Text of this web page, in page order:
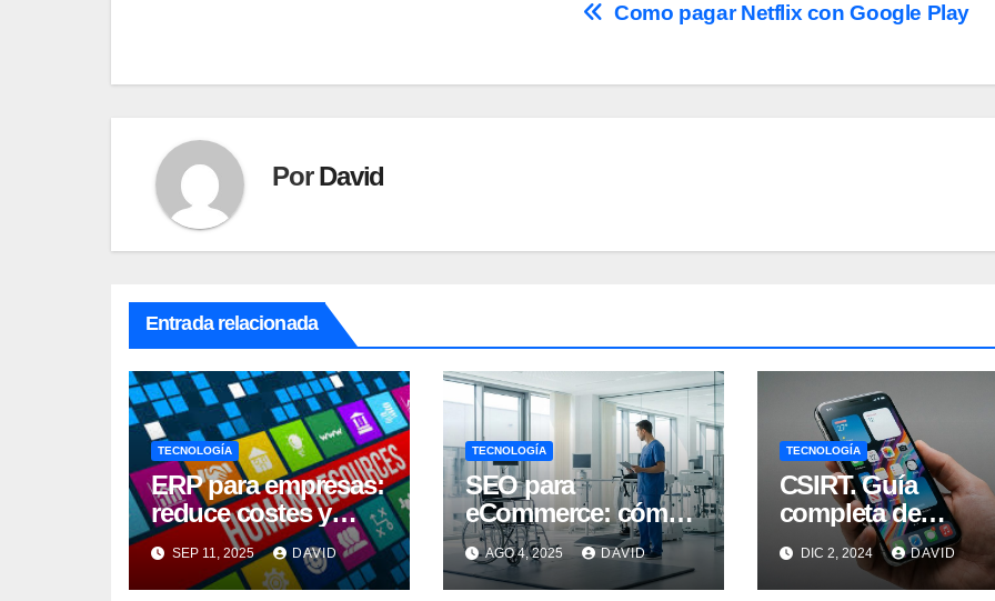
Como pagar Netflix con Google Play
PorDavid
Entrada relacionada
TECNOLOGÍA
ERP para empresas:
reduce costes y
eleva la
productividad
SEP 11, 2025 DAVID
TECNOLOGÍA
SEO para
eCommerce: cómo
posicionar tu tienda
online por encima
AGO 4, 2025 DAVID
TECNOLOGÍA
CSIRT. Guía
completa de
equipos de
respuesta a
DIC 2, 2024 DAVID